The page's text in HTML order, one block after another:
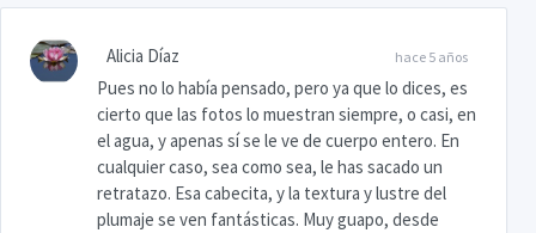
hace 5 años
Alicia Díaz
Pues no lo había pensado, pero ya que lo dices, es
cierto que las fotos lo muestran siempre, o casi, en
el agua, y apenas sí se le ve de cuerpo entero. En
cualquier caso, sea como sea, le has sacado un
retratazo. Esa cabecita, y la textura y lustre del
plumaje se ven fantásticas. Muy guapo, desde